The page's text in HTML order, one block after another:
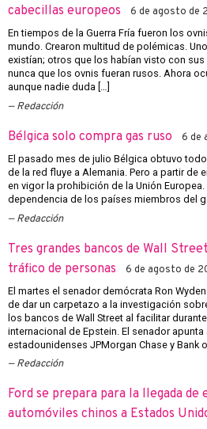
cabecillas europeos
6 de agosto de
En tiempos de la Guerra Fría fueron los
mundo. Crearon multitud de polémicas.
existían; otros que los habían visto con
nunca que los ovnis fueran rusos. Ahora
aunque nadie duda […]
Redacción
Bélgica solo compra gas ruso 6 de
El pasado mes de julio Bélgica obtuvo
de la red fluye a Alemania. Pero a partir de
en vigor la prohibición de la Unión
dependencia de los países miembros del
Redacción
Tres grandes bancos de Wall
tráfico de personas
6 de agosto de
El martes el senador demócrata Ron
de dar un carpetazo a la investigación
los bancos de Wall Street al facilitar
internacional de Epstein. El senador
estadounidenses JPMorgan Chase y Bank
Redacción
Ford se prepara para la llegada de
automóviles chinos a Estados